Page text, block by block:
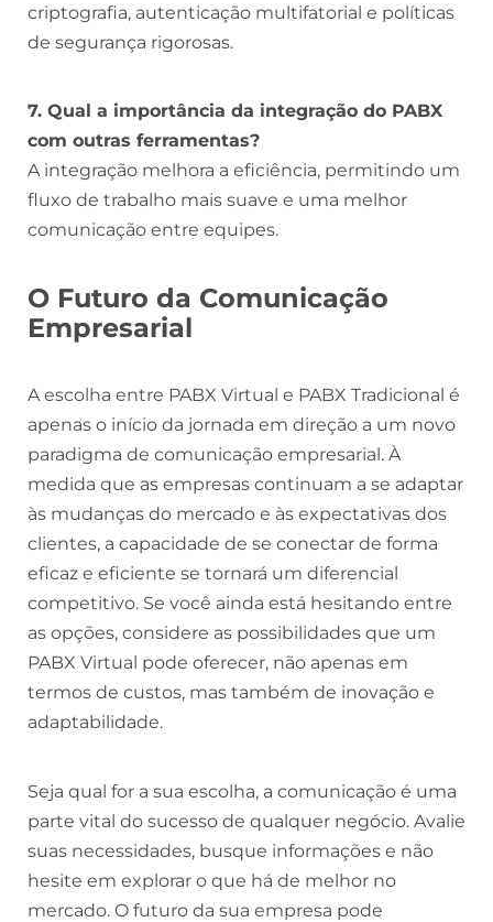
criptografia, autenticação multifatorial e políticas
de segurança rigorosas.
7. Qual a importância da integração do PABX
com outras ferramentas?
A integração melhora a eficiência, permitindo um
fluxo de trabalho mais suave e uma melhor
comunicação entre equipes.
O Futuro da Comunicação
Empresarial
A escolha entre PABX Virtual e PABX Tradicional é
apenas o início da jornada em direção a um novo
paradigma de comunicação empresarial. À
medida que as empresas continuam a se adaptar
às mudanças do mercado e às expectativas dos
clientes, a capacidade de se conectar de forma
eficaz e eficiente se tornará um diferencial
competitivo. Se você ainda está hesitando entre
as opções, considere as possibilidades que um
PABX Virtual pode oferecer, não apenas em
termos de custos, mas também de inovação e
adaptabilidade.
Seja qual for a sua escolha, a comunicação é uma
parte vital do sucesso de qualquer negócio. Avalie
suas necessidades, busque informações e não
hesite em explorar o que há de melhor no
mercado. O futuro da sua empresa pode